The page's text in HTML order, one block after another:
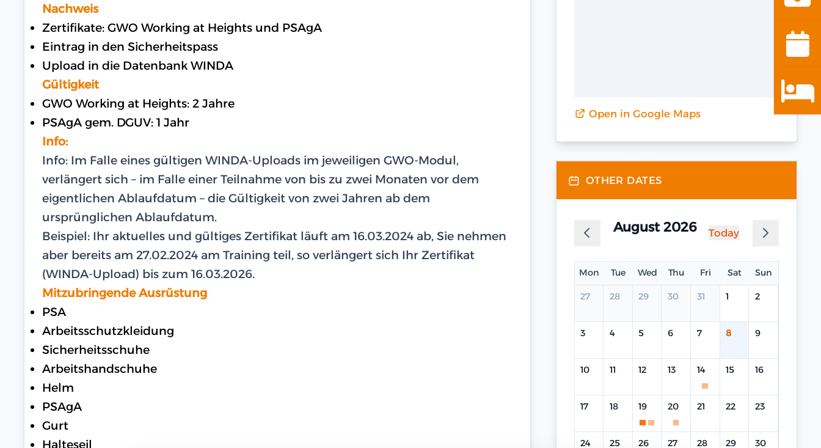
Nachweis
Zertifikate: GWO Working at Heights und PSAgA
Eintrag in den Sicherheitspass
Upload in die Datenbank WINDA
Gültigkeit
GWO Working at Heights: 2 Jahre
PSAgA gem. DGUV: 1 Jahr
Info:
Info: Im Falle eines gültigen WINDA-Uploads im jeweiligen GWO-Modul,
verlängert sich – im Falle einer Teilnahme von bis zu zwei Monaten vor dem
eigentlichen Ablaufdatum – die Gültigkeit von zwei Jahren ab dem
ursprünglichen Ablaufdatum.
Beispiel: Ihr aktuelles und gültiges Zertifikat läuft am 16.03.2024 ab, Sie nehmen
aber bereits am 27.02.2024 am Training teil, so verlängert sich Ihr Zertifikat
(WINDA-Upload) bis zum 16.03.2026.
Mitzubringende Ausrüstung
PSA
Arbeitsschutzkleidung
Sicherheitsschuhe
Arbeitshandschuhe
Helm
PSAgA
Gurt
Halteseil
Open in Google Maps
OTHER DATES
August 2026 Today
Mon Tue Wed Thu Fri Sat Sun
27 28 29 30 31 1 2
3 4 5 6 7 8 9
10 11 12 13 14 15 16
17 18 19 20 21 22 23
24 25 26 27 28 29 30